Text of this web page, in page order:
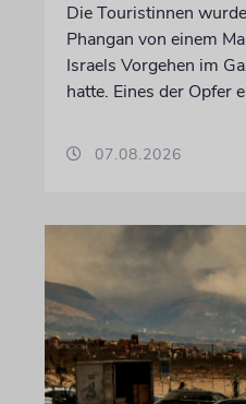
Die Touristinnen
Phangan von einem
Israels Vorgehen im
hatte. Eines der Opfer
07.08.2026